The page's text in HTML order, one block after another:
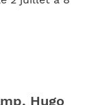
Hugo